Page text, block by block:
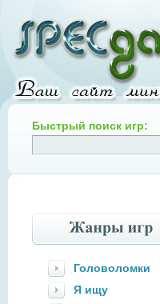
Быстрый поиск игр:
Головоломки
Я ищу